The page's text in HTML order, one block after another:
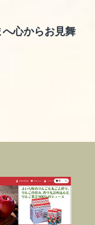
心からお見舞